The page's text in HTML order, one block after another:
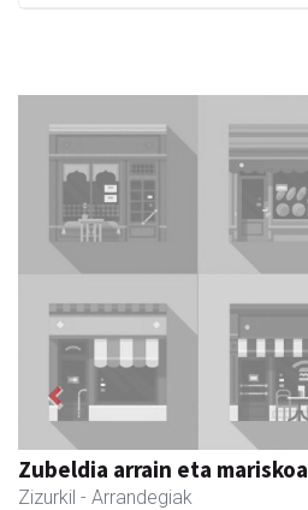
Zubeldia arrain eta mariskoa
Zizurkil - Arrandegiak
Previous